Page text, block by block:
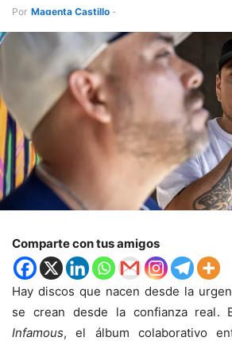
Por Magenta Castillo -
Comparte con tus amigos
Hay discos que nacen desde la
se crean desde la confianza real.
Infamous, el álbum colaborativo